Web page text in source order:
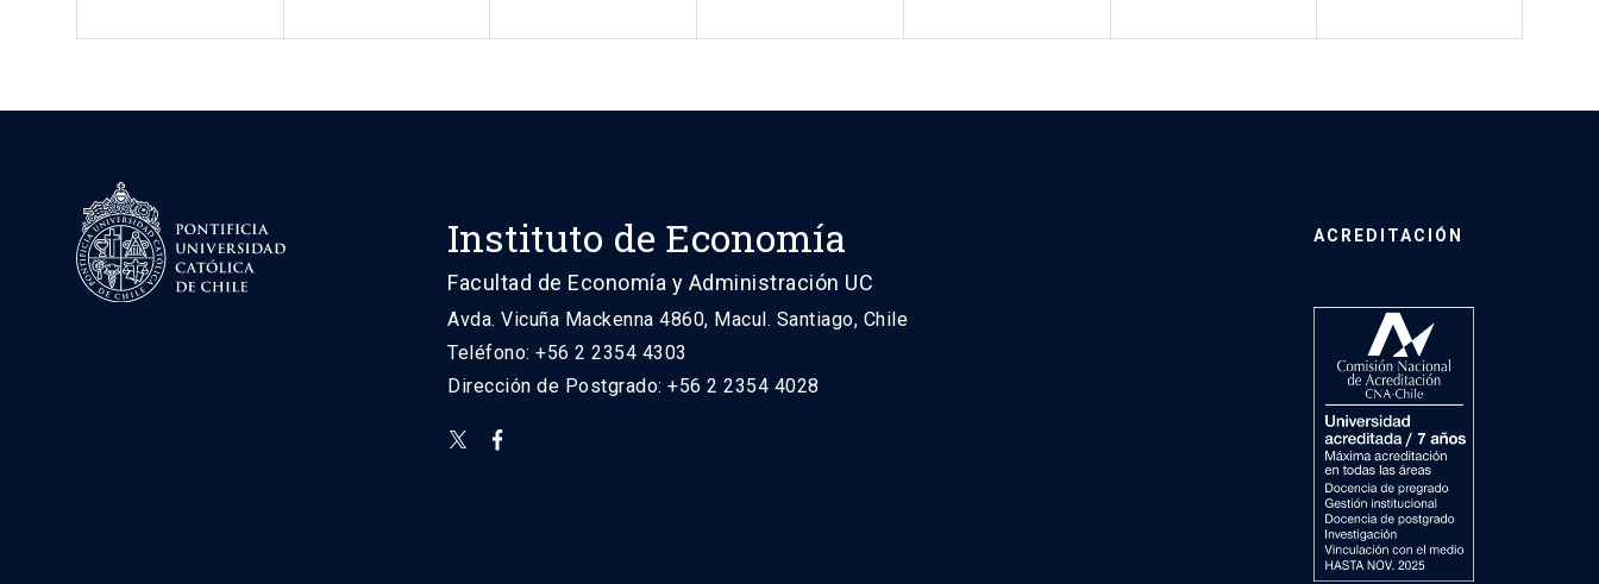
Instituto de Economía
Facultad de Economía y Administración UC
Avda. Vicuña Mackenna 4860, Macul. Santiago, Chile
Teléfono: +56 2 2354 4303
Dirección de Postgrado: +56 2 2354 4028
ACREDITACIÓN